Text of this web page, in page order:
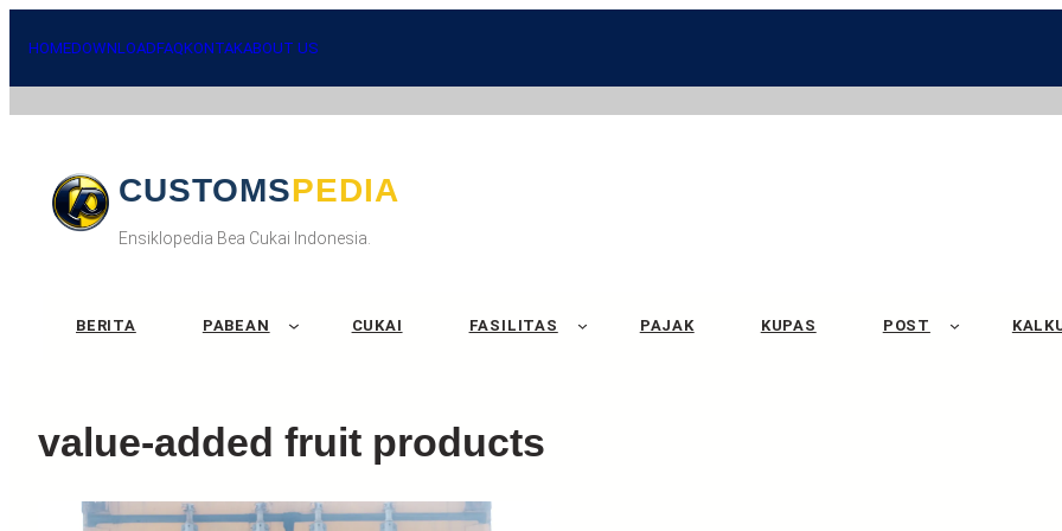
HOMEDOWNLOADFAQKONTAKABOUT US
CUSTOMSPEDIA
Ensiklopedia Bea Cukai Indonesia.
BERITA PABEAN CUKAI FASILITAS PAJAK KUPAS POST
value-added fruit products